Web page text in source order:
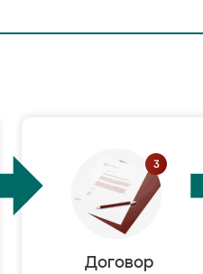
Договор